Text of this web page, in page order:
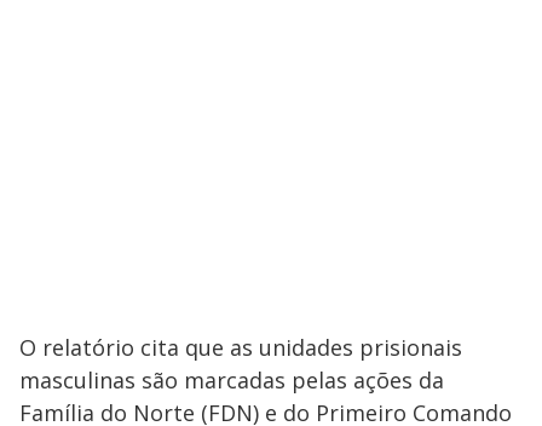
O relatório cita que as unidades prisionais
masculinas são marcadas pelas ações da
Família do Norte (FDN) e do Primeiro Comando